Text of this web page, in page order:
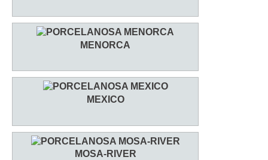
MENORCA
MEXICO
MOSA-RIVER